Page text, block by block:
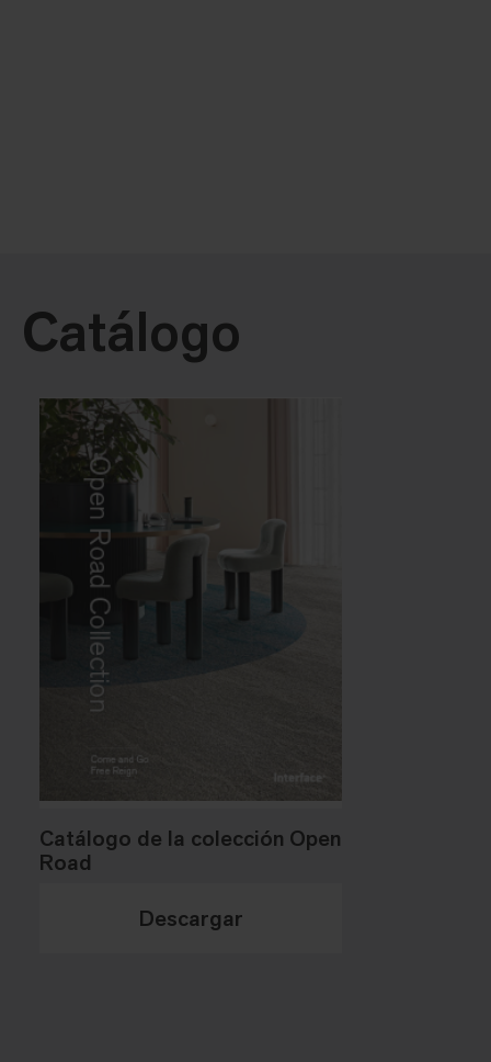
Catálogo
Catálogo de la colección Open
Road
Descargar